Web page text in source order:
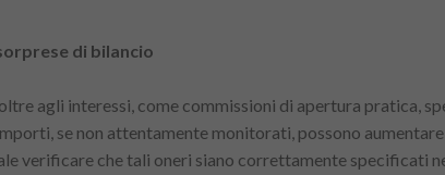
di bilancio
agli interessi, come commissioni di apertura pratica,
se non attentamente monitorati, possono aumentare
verificare che tali oneri siano correttamente specificati